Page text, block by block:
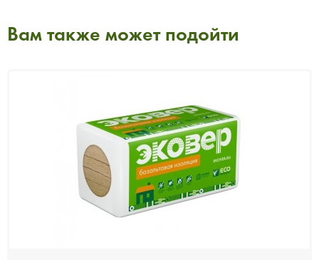
Вам также может подойти